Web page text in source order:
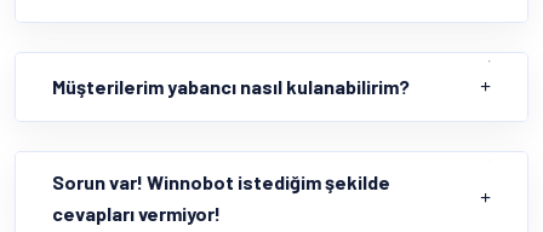
Müşterilerim yabancı nasıl kulanabilirim?
Sorun var! Winnobot istediğim şekilde
cevapları vermiyor!